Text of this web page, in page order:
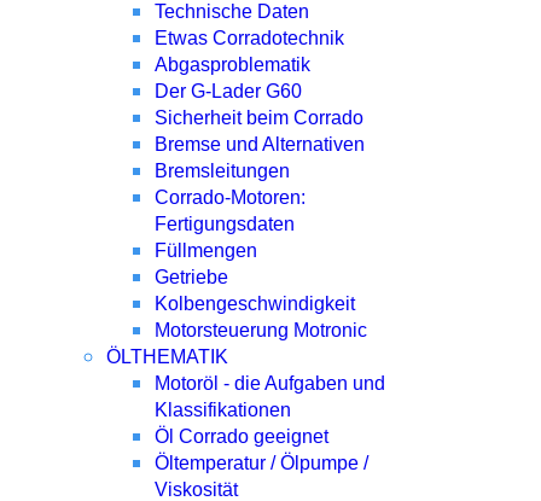
Technische Daten
Etwas Corradotechnik
Abgasproblematik
Der G-Lader G60
Sicherheit beim Corrado
Bremse und Alternativen
Bremsleitungen
Corrado-Motoren:
Fertigungsdaten
Füllmengen
Getriebe
Kolbengeschwindigkeit
Motorsteuerung Motronic
ÖLTHEMATIK
Motoröl - die Aufgaben und
Klassifikationen
Öl Corrado geeignet
Öltemperatur / Ölpumpe /
Viskosität